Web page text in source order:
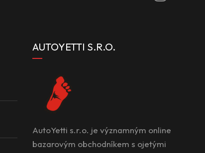
AUTOYETTI S.R.O.
AutoYetti s.r.o. je významným online
bazarovým obchodníkem s ojetými